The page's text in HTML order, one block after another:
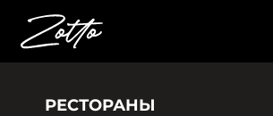
РЕСТОРАНЫ